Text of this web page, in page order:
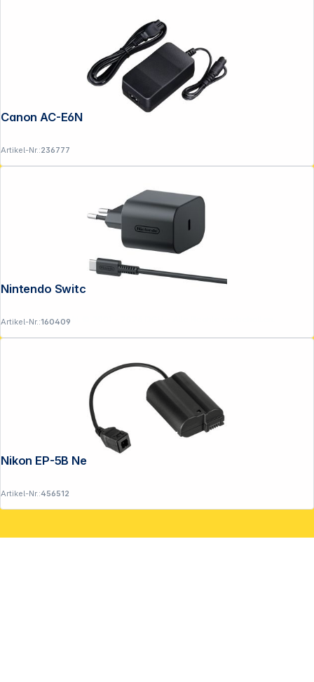
Canon AC-E6N
Artikel-Nr.:236777
Nintendo Switch 2-Netzteil
Artikel-Nr.:160409
Nikon EP-5B Netzadapteranschluss
Artikel-Nr.:456512
Copyright © 2001 - 2026 DGH - Alle Rechte vorbehalten.